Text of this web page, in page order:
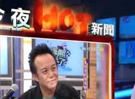
漢光42號演習第二日 防